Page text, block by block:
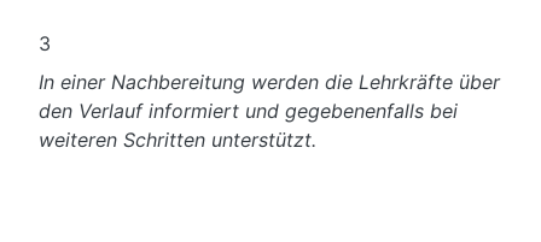
3
In einer Nachbereitung werden die Lehrkräfte über
den Verlauf informiert und gegebenenfalls bei
weiteren Schritten unterstützt.